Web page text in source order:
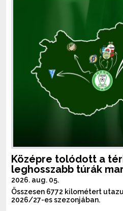
Középre tolódott a
leghosszabb túrák
2026. aug. 05.
Összesen 6772 kilométert
2026/27-es szezonjában.